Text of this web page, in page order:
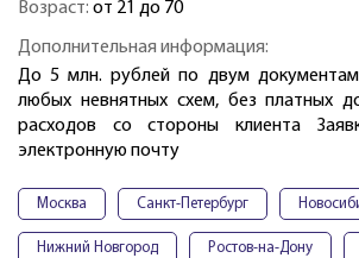
Возраст: от 21 до 70
Дополнительная информация:
До 5 млн. рублей по двум
любых невнятных схем, без платных
расходов со стороны клиента
электронную почту
Москва Санкт-Петербург
Нижний Новгород Ростов-на-Дону